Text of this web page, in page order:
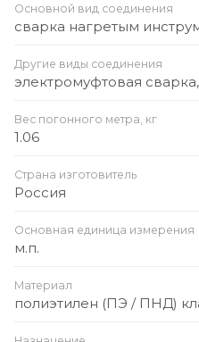
Основной вид соединения
сварка нагретым
Другие виды соединения
электромуфтовая
Вес погонного метра, кг
1.06
Страна изготовитель
Россия
Основная единица измерения
м.п.
Материал
полиэтилен (ПЭ / ПНД)